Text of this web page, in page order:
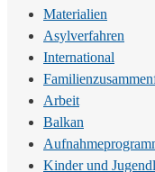
Materialien
Asylverfahren
International
Arbeit
Balkan
Kinder und